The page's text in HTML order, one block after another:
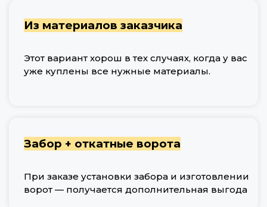
Из материалов заказчика
Этот вариант хорош в тех случаях, когда у вас
уже куплены все нужные материалы.
Забор + откатные ворота
При заказе установки забора и изготовлении
ворот — получается дополнительная выгода